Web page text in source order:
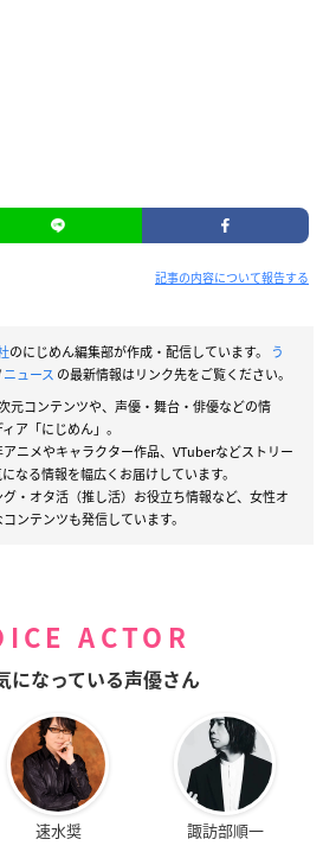
記事の内容について報告する
のにじめん編集部が作成・配信しています。
う
ニュース の最新情報はリンク先をご覧ください。
元コンテンツや、声優・舞台・俳優などの情
ア「にじめん」。
ニメやキャラクター作品、VTuberなどストリー
なる情報を幅広くお届けしています。
・オタ活（推し活）お役立ち情報など、女性オ
ンテンツも発信しています。
ACTOR
になっている声優さん
速水奨 諏訪部順一